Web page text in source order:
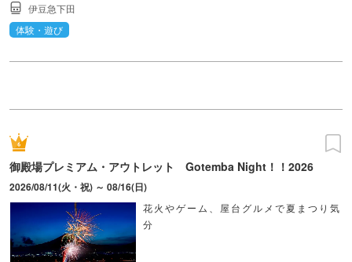
伊豆急下田
体験・遊び
御殿場プレミアム・アウトレット Gotemba Night！！2026
2026/08/11(火・祝) ～ 08/16(日)
花火やゲーム、屋台グルメで夏まつり気
分